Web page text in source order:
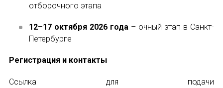
отборочного этапа
12–17 октября 2026 года– очный этап в Санкт-
Петербурге
Регистрация и контакты
Ссылка для подачи